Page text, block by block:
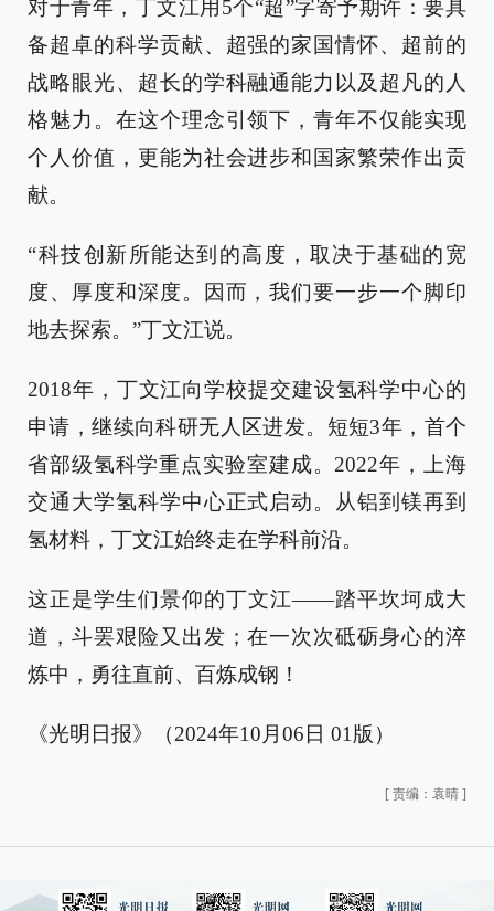
对于青年，丁文江用5个“超”字寄予期许：要具
备超卓的科学贡献、超强的家国情怀、超前的
战略眼光、超长的学科融通能力以及超凡的人
格魅力。在这个理念引领下，青年不仅能实现
个人价值，更能为社会进步和国家繁荣作出贡
献。
“科技创新所能达到的高度，取决于基础的宽
度、厚度和深度。因而，我们要一步一个脚印
地去探索。”丁文江说。
2018年，丁文江向学校提交建设氢科学中心的
申请，继续向科研无人区进发。短短3年，首个
省部级氢科学重点实验室建成。2022年，上海
交通大学氢科学中心正式启动。从铝到镁再到
氢材料，丁文江始终走在学科前沿。
这正是学生们景仰的丁文江——踏平坎坷成大
道，斗罢艰险又出发；在一次次砥砺身心的淬
炼中，勇往直前、百炼成钢！
《光明日报》（2024年10月06日 01版）
[ 责编：袁晴 ]